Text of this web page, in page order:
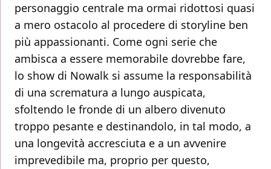
personaggio centrale ma ormai ridottosi quasi
a mero ostacolo al procedere di storyline ben
più appassionanti. Come ogni serie che
ambisca a essere memorabile dovrebbe fare,
lo show di Nowalk si assume la responsabilità
di una scrematura a lungo auspicata,
sfoltendo le fronde di un albero divenuto
troppo pesante e destinandolo, in tal modo, a
una longevità accresciuta e a un avvenire
imprevedibile ma, proprio per questo,